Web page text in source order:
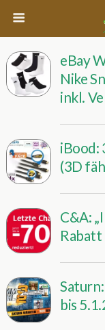
eBay
Nike
inkl.
iBood:
(3D
C&A:
Rabatt
bis